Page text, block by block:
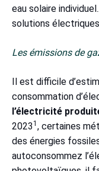
eau solaire
solutions
Les émissions de
Il est difficile
consommation
l’électricité
20231 , certaines
des énergies
autoconsommez